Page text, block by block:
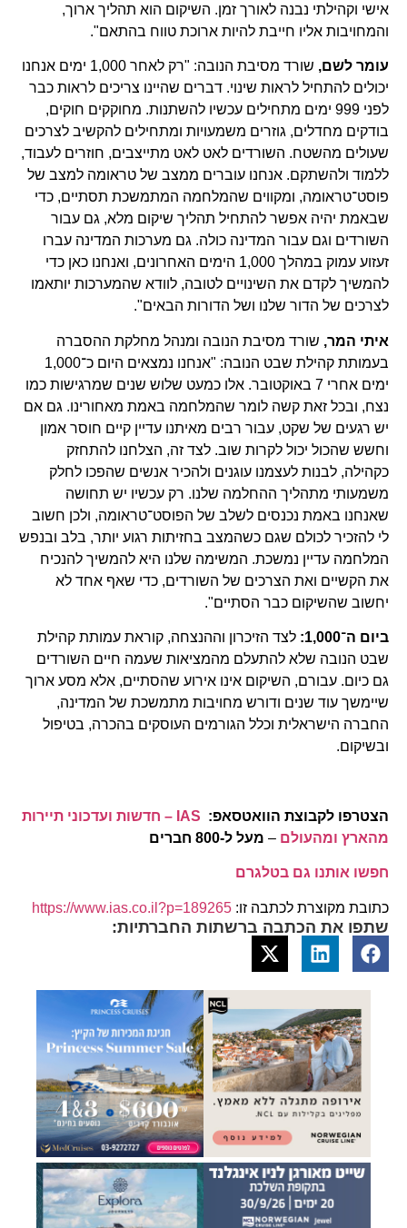
אישי וקהילתי נבנה לאורך זמן. השיקום הוא תהליך ארוך,
והמחויבות אליו חייבת להיות ארוכת טווח בהתאם".
עומר לשם,
שורד מסיבת הנובה: "רק לאחר 1,000 ימים אנחנו
יכולים להתחיל לראות שינוי. דברים שהיינו צריכים לראות כבר
לפני 999 ימים מתחילים עכשיו להשתנות. מחוקקים חוקים,
בודקים מחדלים, גוזרים משמעויות ומתחילים להקשיב לצרכים
שעולים מהשטח. השורדים לאט לאט מתייצבים, חוזרים לעבוד,
ללמוד ולהשתקם. אנחנו עוברים ממצב של טראומה למצב של
פוסט־טראומה, ומקווים שהמלחמה המתמשכת תסתיים, כדי
שבאמת יהיה אפשר להתחיל תהליך שיקום מלא, גם עבור
השורדים וגם עבור המדינה כולה. גם מערכות המדינה עברו
זעזוע עמוק במהלך 1,000 הימים האחרונים, ואנחנו כאן כדי
להמשיך לקדם את השינויים לטובה, לוודא שהמערכות יותאמו
לצרכים של הדור שלנו ושל הדורות הבאים".
איתי המר,שורד מסיבת הנובה ומנהל מחלקת ההסברה
בעמותת קהילת שבט הנובה: "אנחנו נמצאים היום כ־1,000
ימים אחרי 7 באוקטובר. אלו כמעט שלוש שנים שמרגישות כמו
נצח, ובכל זאת קשה לומר שהמלחמה באמת מאחורינו. גם אם
יש רגעים של שקט, עבור רבים מאיתנו עדיין קיים חוסר אמון
וחשש שהכול יכול לקרות שוב. לצד זה, הצלחנו להתחזק
כקהילה, לבנות לעצמנו עוגנים ולהכיר אנשים שהפכו לחלק
משמעותי מתהליך ההחלמה שלנו. רק עכשיו יש תחושה
שאנחנו באמת נכנסים לשלב של הפוסט־טראומה, ולכן חשוב
לי להזכיר לכולם שגם כשהמצב בחזיתות רגוע יותר, בלב ובנפש
המלחמה עדיין נמשכת. המשימה שלנו היא להמשיך להנכיח
את הקשיים ואת הצרכים של השורדים, כדי שאף אחד לא
יחשוב שהשיקום כבר הסתיים".
ביום ה־1,000:
לצד הזיכרון וההנצחה, קוראת עמותת קהילת
שבט הנובה שלא להתעלם מהמציאות שעמה חיים השורדים
גם כיום. עבורם, השיקום אינו אירוע שהסתיים, אלא מסע ארוך
שיימשך עוד שנים ודורש מחויבות מתמשכת של המדינה,
החברה הישראלית וכלל הגורמים העוסקים בהכרה, בטיפול
ובשיקום.
הצטרפו לקבוצת הוואטסאפ:
IAS – חדשות ועדכוני תיירות
מהארץ ומהעולם–מעל ל-800 חברים
חפשו אותנו גם בטלגרם
כתובת מקוצרת לכתבה זו: https://www.ias.co.il?p=189265
שתפו את הכתבה ברשתות החברתיות: